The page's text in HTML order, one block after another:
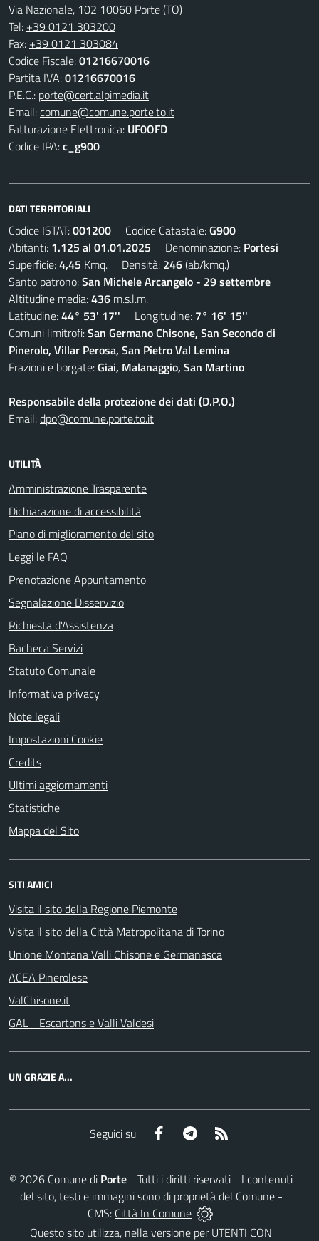
Via Nazionale, 102 10060 Porte (TO)
Tel: +39 0121 303200
Fax: +39 0121 303084
Codice Fiscale:01216670016
Partita IVA:01216670016
P.E.C.: porte@cert.alpimedia.it
Email:comune@comune.porte.to.it
Fatturazione Elettronica: UF0OFD
Codice IPA:c_g900
DATI TERRITORIALI
Codice ISTAT:001200 Codice Catastale:G900
Abitanti: 1.125 al 01.01.2025 Denominazione: Portesi
Superficie:4,45 Kmq. Densità: 246(ab/kmq.)
Santo patrono:San Michele Arcangelo - 29 settembre
Altitudine media:436 m.s.l.m.
Latitudine:44° 53' 17'' Longitudine: 7° 16' 15''
Comuni limitrofi:San Germano Chisone, San Secondo di
Pinerolo, Villar Perosa, San Pietro Val Lemina
Frazioni e borgate:Giai, Malanaggio, San Martino
Responsabile della protezione dei dati (D.P.O.)
Email:dpo@comune.porte.to.it
UTILITÀ
Amministrazione Trasparente
Dichiarazione di accessibilità
Piano di miglioramento del sito
Leggi le FAQ
Prenotazione Appuntamento
Segnalazione Disservizio
Richiesta d'Assistenza
Bacheca Servizi
Statuto Comunale
Informativa privacy
Note legali
Impostazioni Cookie
Credits
Ultimi aggiornamenti
Statistiche
Mappa del Sito
SITI AMICI
Visita il sito della Regione Piemonte
Visita il sito della Città Matropolitana di Torino
Unione Montana Valli Chisone e Germanasca
ACEA Pinerolese
ValChisone.it
GAL - Escartons e Valli Valdesi
UN GRAZIE A...
Seguici su Facebook Telegram
© 2026 Comune di Porte - Tutti i diritti riservati - I contenuti
del sito, testi e immagini sono di proprietà del Comune -
CMS: Città In Comune
Questo sito utilizza, nella versione per UTENTI CON